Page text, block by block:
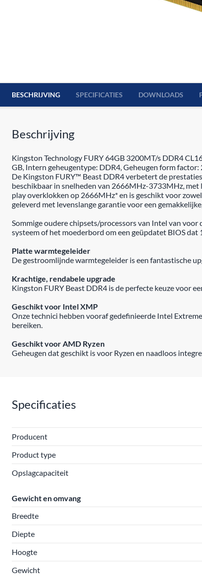
BESCHRIJVING SPECIFICATIES DOWNLOADS
Beschrijving
Kingston Technology FURY 64GB 3200MT/s DDR4
GB, Intern geheugentype: DDR4, Geheugen form
De Kingston FURY™ Beast DDR4 verbetert de
beschikbaar in snelheden van 2666MHz-3733MHz,
play overklokken op 2666MHz* en is geschikt voor
geleverd met levenslange garantie voor een
Sommige oudere chipsets/processors van Intel van
systeem of het moederbord om een geüpdatet BIOS
Platte warmtegeleider
De gestroomlijnde warmtegeleider is een fantastische
Krachtige, rendabele upgrade
Kingston FURY Beast DDR4 is de perfecte keuze voor
Geschikt voor Intel XMP
Onze technici hebben vooraf gedefinieerde Intel
bereiken.
Geschikt voor AMD Ryzen
Geheugen dat geschikt is voor Ryzen en naadloos
Specificaties
Producent
Product type
Opslagcapaciteit
Gewicht en omvang
Breedte
Diepte
Hoogte
Gewicht